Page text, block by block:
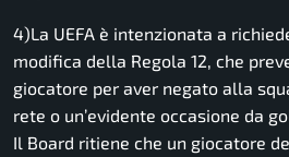
4)La UEFA è intenzionata a
modifica della Regola 12, che
giocatore per aver negato alla
rete o un’evidente occasione da
Il Board ritiene che un giocatore